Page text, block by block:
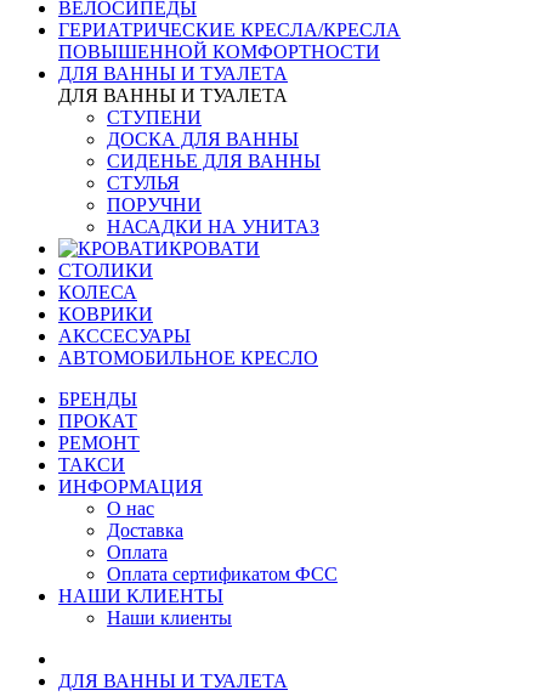
ВЕЛОСИПЕДЫ
ГЕРИАТРИЧЕСКИЕ КРЕСЛА/КРЕСЛА
ПОВЫШЕННОЙ КОМФОРТНОСТИ
ДЛЯ ВАННЫ И ТУАЛЕТА
ДЛЯ ВАННЫ И ТУАЛЕТА
СТУПЕНИ
ДОСКА ДЛЯ ВАННЫ
СИДЕНЬЕ ДЛЯ ВАННЫ
СТУЛЬЯ
ПОРУЧНИ
НАСАДКИ НА УНИТАЗ
КРОВАТИ
СТОЛИКИ
КОЛЕСА
КОВРИКИ
АКССЕСУАРЫ
АВТОМОБИЛЬНОЕ КРЕСЛО
БРЕНДЫ
ПРОКАТ
РЕМОНТ
ТАКСИ
ИНФОРМАЦИЯ
О нас
Доставка
Оплата
Оплата сертификатом ФСС
НАШИ КЛИЕНТЫ
Наши клиенты
ДЛЯ ВАННЫ И ТУАЛЕТА